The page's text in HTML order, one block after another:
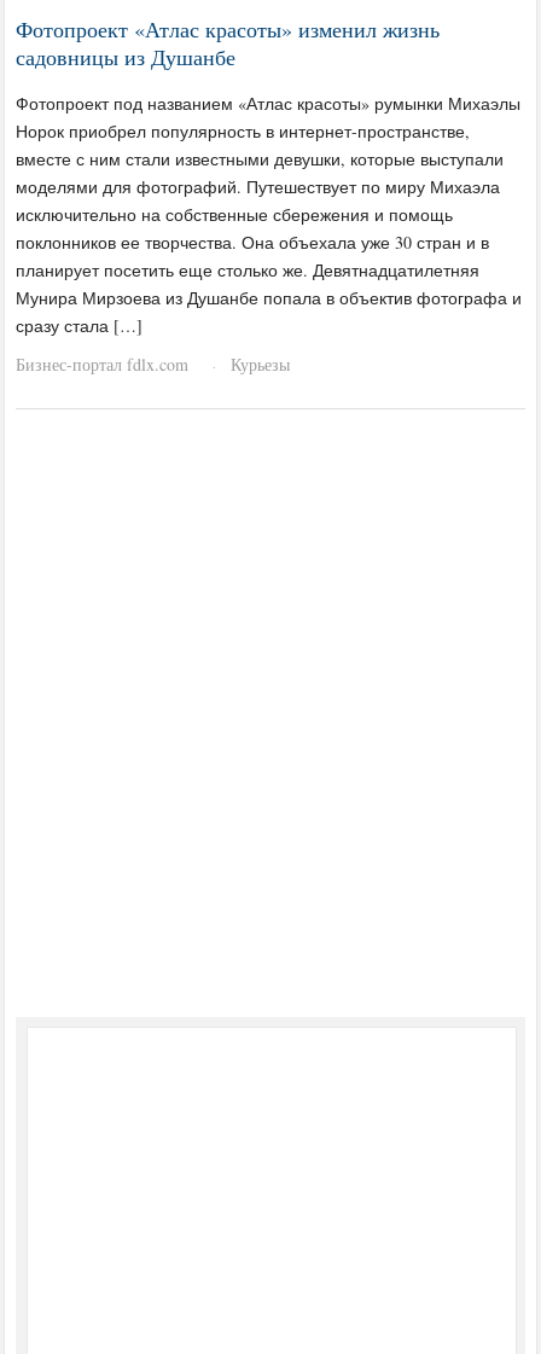
Фотопроект «Атлас красоты» изменил жизнь
садовницы из Душанбе
Фотопроект под названием «Атлас красоты» румынки Михаэлы
Норок приобрел популярность в интернет-пространстве,
вместе с ним стали известными девушки, которые выступали
моделями для фотографий. Путешествует по миру Михаэла
исключительно на собственные сбережения и помощь
поклонников ее творчества. Она объехала уже 30 стран и в
планирует посетить еще столько же. Девятнадцатилетняя
Мунира Мирзоева из Душанбе попала в объектив фотографа и
сразу стала […]
Бизнес-портал fdlx.com
· Курьезы